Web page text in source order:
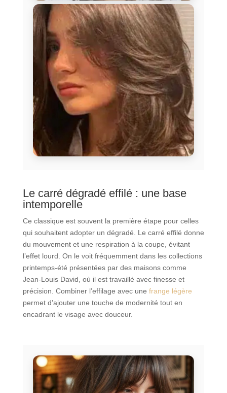
Le carré dégradé effilé : une base
intemporelle
Ce classique est souvent la première étape pour celles
qui souhaitent adopter un dégradé. Le carré effilé donne
du mouvement et une respiration à la coupe, évitant
l’effet lourd. On le voit fréquemment dans les collections
printemps-été présentées par des maisons comme
Jean-Louis David, où il est travaillé avec finesse et
précision. Combiner l’effilage avec une frange légère
permet d’ajouter une touche de modernité tout en
encadrant le visage avec douceur.